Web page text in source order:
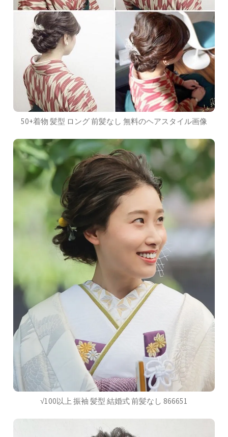
50+着物 髪型 ロング 前髪なし 無料のヘアスタイル画像
√100以上 振袖 髪型 結婚式 前髪なし 866651